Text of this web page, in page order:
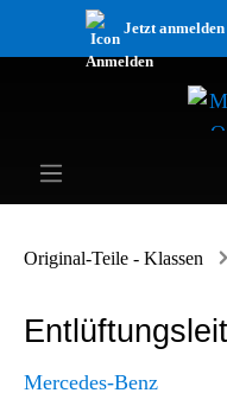
Jetzt
Original-Teile - Klassen
Mercedes-Benz